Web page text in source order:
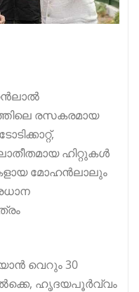
രസകരമായ
ഹിറ്റുകൾ
മോഹൻലാലും
വെറും 30
ഹൃദയപൂർവ്വം